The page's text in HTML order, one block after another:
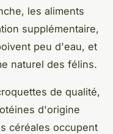
les aliments
supplémentaire,
peu d'eau, et
naturel des félins.
de qualité,
d'origine
céréales occupent